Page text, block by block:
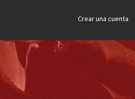
Crear una cuenta